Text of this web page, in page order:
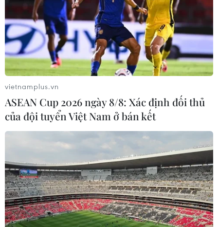
vietnamplus.vn
ASEAN Cup 2026 ngày 8/8: Xác định đối thủ
của đội tuyển Việt Nam ở bán kết